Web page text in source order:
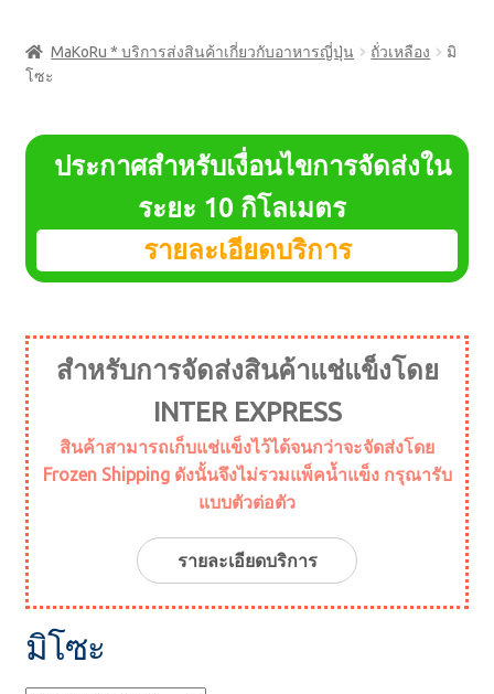
★สินค้าจำนวนมาก★
Expand
menu
อาหารทะเล
Expand
menu
Expand
menu
เครื่องปรุงรส
Expand
child
Expand
child
menu
ถั่วเหลือง
Expand
แป้ง
MaKoRu * บริการส่งสินค้าเกี่ยวกับอาหารญี่ปุ่น ถั่วเหลือง
มิ
โซะ
ประกาศสำหรับเงื่อนไขการจัดส่งใน
ระยะ 10 กิโลเมตร
รายละเอียดบริการ
สำหรับการจัดส่งสินค้าแช่แข็งโดย
INTER EXPRESS
สินค้าสามารถเก็บแช่แข็งไว้ได้จนกว่าจะจัดส่งโดย
Frozen Shipping ดังนั้นจึงไม่รวมแพ็คน้ำแข็ง กรุณารับ
แบบตัวต่อตัว
รายละเอียดบริการ
มิโซะ